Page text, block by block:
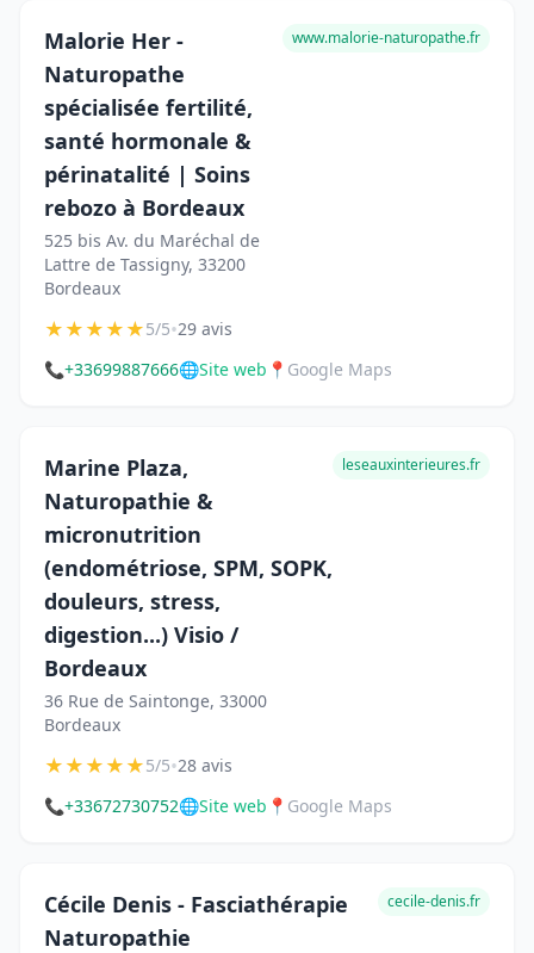
Malorie Her -
Naturopathe
spécialisée fertilité,
santé hormonale &
périnatalité | Soins
rebozo à Bordeaux
525 bis Av. du Maréchal de
Lattre de Tassigny, 33200
Bordeaux
www.malorie-naturopathe.fr
★★★★★5/5•29 avis
📞+33699887666🌐Site web 📍 Google Maps
Marine Plaza,
Naturopathie &
micronutrition
(endométriose, SPM, SOPK,
douleurs, stress,
digestion...) Visio /
Bordeaux
36 Rue de Saintonge, 33000
Bordeaux
leseauxinterieures.fr
★★★★★5/5•28 avis
📞+33672730752🌐Site web 📍 Google Maps
Cécile Denis - Fasciathérapie
Naturopathie
cecile-denis.fr